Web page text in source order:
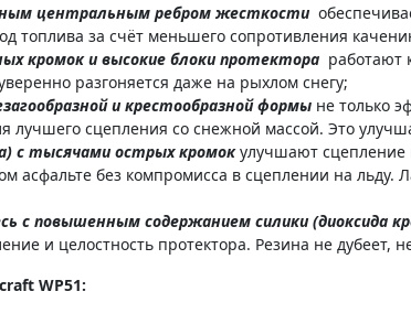
центральным ребром жесткости
топлива за счёт меньшего сопротивления
кромок и высокие блоки протектора работают
разгоняется даже на рыхлом снегу;
и крестообразной формы не только
лучшего сцепления со снежной массой. Это
с тысячами острых кромокулучшают сцепление
асфальте без компромисса в сцеплении на
с повышенным содержанием силики (диоксида
и целостность протектора. Резина не
WP51: